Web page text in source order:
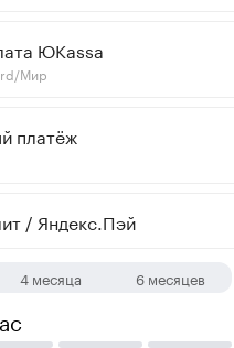
ЮKassa
Мир
платёж
/ Яндекс.Пэй
4 месяца 6 месяцев